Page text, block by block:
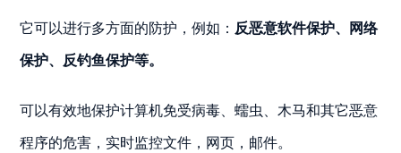
它可以进行多方面的防护，例如： 反恶意软件保护、网络
保护、反钓鱼保护等。
可以有效地保护计算机免受病毒、蠕虫、木马和其它恶意
程序的危害，实时监控文件，网页，邮件。